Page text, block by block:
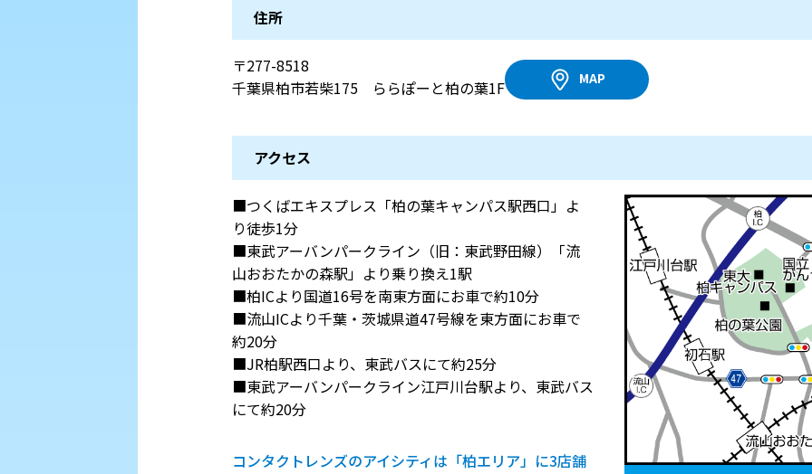
住所
〒277-8518
千葉県柏市若柴175 ららぽーと柏の葉1F
MAP
アクセス
■つくばエキスプレス「柏の葉キャンパス駅西口」よ
り徒歩1分
■東武アーバンパークライン（旧：東武野田線）「流
山おおたかの森駅」より乗り換え1駅
■柏ICより国道16号を南東方面にお車で約10分
■流山ICより千葉・茨城県道47号線を東方面にお車で
約20分
■JR柏駅西口より、東武バスにて約25分
■東武アーバンパークライン江戸川台駅より、東武バス
にて約20分
コンタクトレンズのアイシティは「柏エリア」に3店舗